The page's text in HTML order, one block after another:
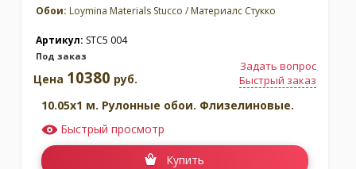
Обои: Loymina Materials Stucco / Материалс Стукко
Артикул: STC5 004
Под заказ
Задать вопрос
Быстрый заказ
Цена 10380 руб.
10.05x1 м. Рулонные обои. Флизелиновые.
Быстрый просмотр
Купить